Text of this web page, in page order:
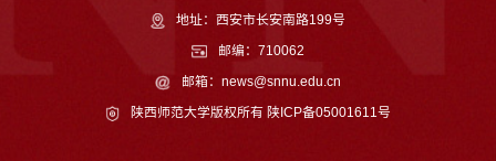
地址：西安市长安南路199号
邮编：710062
邮箱：news@snnu.edu.cn
陕西师范大学版权所有 陕ICP备05001611号